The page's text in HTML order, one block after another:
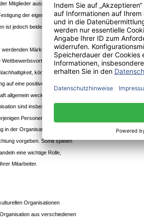
Mitglieder ausschütten ­ die
der eigenen Marktposi-
ist jedoch beiden Organisati-
Märkten geprägten
schaffen.
, können auf
auf eine positive Verände-
allgemein wecken.
sind insbesondere die
Personen, die Ent-
in der Organisation haben und
vorgeben. Somit spielen
eine wichtige Rolle,
Mitarbeiter.
Organisationen
aus verschiedenen